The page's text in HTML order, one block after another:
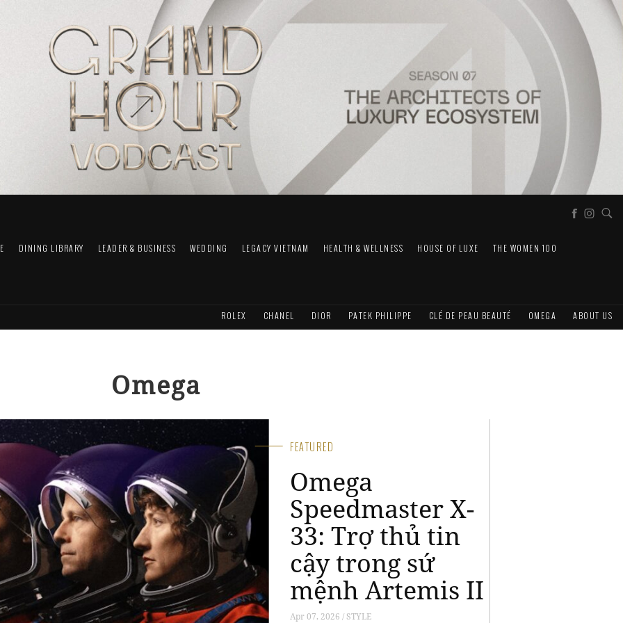
DINING LIBRARY LEADER & BUSINESS WEDDING LEGACY VIETNAM HEALTH & WELLNESS HOUSE OF LUXE THE WOMEN 100
ROLEX CHANEL DIOR PATEK PHILIPPE CLÉ DE PEAU BEAUTÉ OMEGA ABOUT US
Omega
FEATURED
Omega
Speedmaster
“Dark Side of
The Moon”: Di
sản Apollo hội